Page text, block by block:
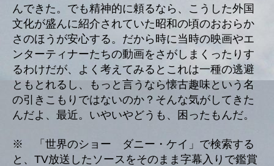
んできた。でも精神的に頼るなら、こうした外国
文化が盛んに紹介されていた昭和の頃のおおらか
さのほうが安心する。だから時に当時の映画やエ
ンターティナーたちの動画をさがしまくったりす
るわけだが、よく考えてみるとこれは一種の逃避
ともとれるし、もっと言うなら懐古趣味という名
の引きこもりではないのか？そんな気がしてきた
んだよ、最近。いやいやどうも、困ったもんだ。
※ 「世界のショー ダニー・ケイ」で検索する
と、TV放送したソースをそのまま字幕入りで鑑賞